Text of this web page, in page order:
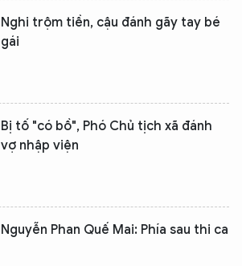
Nghi trộm tiền, cậu đánh gãy tay bé
gái
Bị tố "có bồ", Phó Chủ tịch xã đánh
vợ nhập viện
Nguyễn Phan Quế Mai: Phía sau thi ca